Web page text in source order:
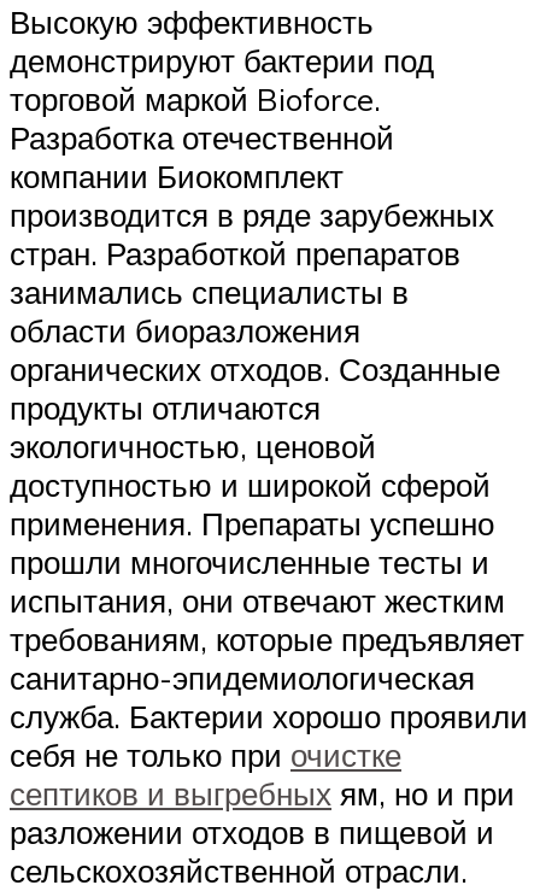
Высокую эффективность
демонстрируют бактерии под
торговой маркой Bioforce.
Разработка отечественной
компании Биокомплект
производится в ряде зарубежных
стран. Разработкой препаратов
занимались специалисты в
области биоразложения
органических отходов. Созданные
продукты отличаются
экологичностью, ценовой
доступностью и широкой сферой
применения. Препараты успешно
прошли многочисленные тесты и
испытания, они отвечают жестким
требованиям, которые предъявляет
санитарно-эпидемиологическая
служба. Бактерии хорошо проявили
себя не только при очистке
септиков и выгребных ям, но и при
разложении отходов в пищевой и
сельскохозяйственной отрасли.